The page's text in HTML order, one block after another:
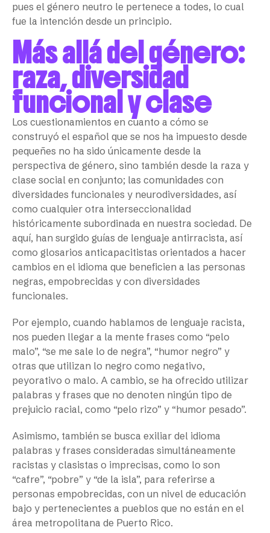
pues el género neutro le pertenece a todes, lo cual
fue la intención desde un principio.
Más allá del género:
raza, diversidad
funcional y clase
Los cuestionamientos en cuanto a cómo se
construyó el español que se nos ha impuesto desde
pequeñes no ha sido únicamente desde la
perspectiva de género, sino también desde la raza y
clase social en conjunto; las comunidades con
diversidades funcionales y neurodiversidades, así
como cualquier otra interseccionalidad
históricamente subordinada en nuestra sociedad. De
aquí, han surgido guías de lenguaje antirracista, así
como glosarios anticapacitistas orientados a hacer
cambios en el idioma que beneficien a las personas
negras, empobrecidas y con diversidades
funcionales.
Por ejemplo, cuando hablamos de lenguaje racista,
nos pueden llegar a la mente frases como “pelo
malo”, “se me sale lo de negra”, “humor negro” y
otras que utilizan lo negro como negativo,
peyorativo o malo. A cambio, se ha ofrecido utilizar
palabras y frases que no denoten ningún tipo de
prejuicio racial, como “pelo rizo” y “humor pesado”.
Asimismo, también se busca exiliar del idioma
palabras y frases consideradas simultáneamente
racistas y clasistas o imprecisas, como lo son
“cafre”, “pobre” y “de la isla”, para referirse a
personas empobrecidas, con un nivel de educación
bajo y pertenecientes a pueblos que no están en el
área metropolitana de Puerto Rico.